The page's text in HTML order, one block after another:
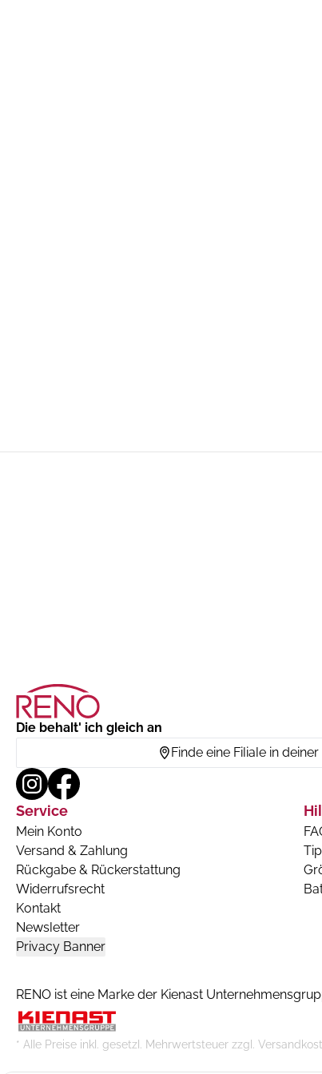
Die behalt' ich gleich an
Finde eine Filiale in
Service
Mein Konto
Versand & Zahlung
Rückgabe & Rückerstattung
Widerrufsrecht
Kontakt
Newsletter
Privacy Banner
RENO ist eine Marke der Kienast
* Alle Preise inkl. gesetzl. Mehrwertsteuer zzgl.